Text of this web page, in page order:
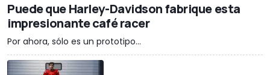
Puede que Harley-Davidson fabrique esta
impresionante café racer
Por ahora, sólo es un prototipo...